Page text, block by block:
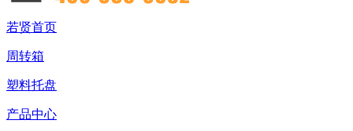
若贤首页
周转箱
塑料托盘
产品中心